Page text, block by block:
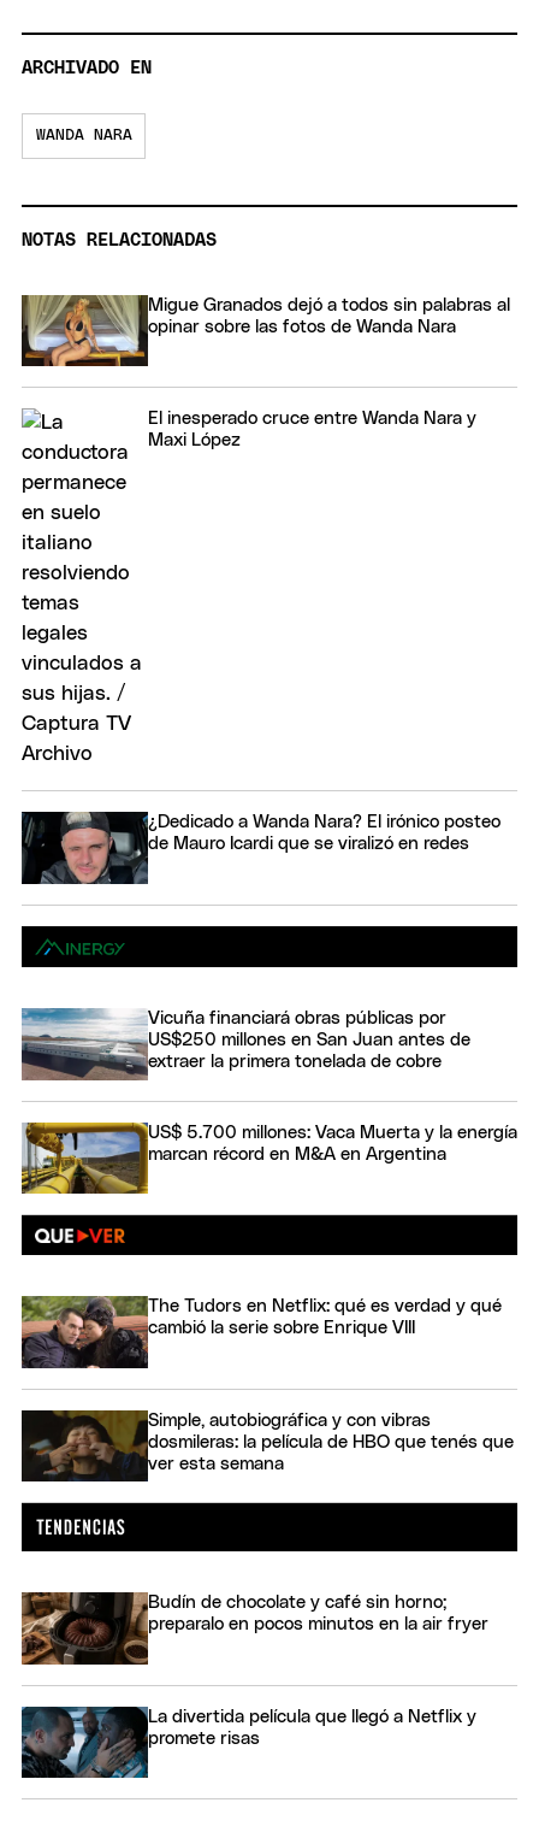
ARCHIVADO EN
WANDA NARA
NOTAS RELACIONADAS
Migue Granados dejó a todos sin palabras al
opinar sobre las fotos de Wanda Nara
El inesperado cruce entre Wanda Nara y
Maxi López
¿Dedicado a Wanda Nara? El irónico posteo
de Mauro Icardi que se viralizó en redes
Vicuña financiará obras públicas por
US$250 millones en San Juan antes de
extraer la primera tonelada de cobre
US$ 5.700 millones: Vaca Muerta y la energía
marcan récord en M&A en Argentina
The Tudors en Netflix: qué es verdad y qué
cambió la serie sobre Enrique VIII
Simple, autobiográfica y con vibras
dosmileras: la película de HBO que tenés que
ver esta semana
Budín de chocolate y café sin horno;
preparalo en pocos minutos en la air fryer
La divertida película que llegó a Netflix y
promete risas